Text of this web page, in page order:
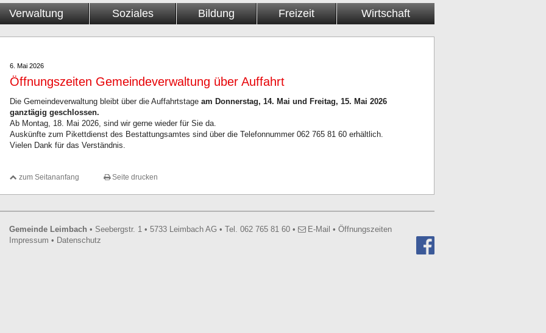
Verwaltung Soziales Bildung Freizeit Wirtschaft
Öffnungszeiten Gemeindeverwaltung über Auffahrt
6. Mai 2026
Die Gemeindeverwaltung bleibt über die Auffahrtstage am Donnerstag, 14. Mai und Freitag, 15. Mai 2026
ganztägig geschlossen.
Ab Montag, 18. Mai 2026, sind wir gerne wieder für Sie da.
Auskünfte zum Pikettdienst des Bestattungsamtes sind über die Telefonnummer 062 765 81 60 erhältlich.
Vielen Dank für das Verständnis.
zum Seitananfang Seite drucken
Footer
Gemeinde Leimbach • Seebergstr. 1 • 5733 Leimbach AG • Tel. 062 765 81 60 • E-Mail •Öffnungszeiten
Impressum • Datenschutz